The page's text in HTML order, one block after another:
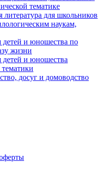
тематике
литература для школьников
наукам,
детей и юношества по
жизни
детей и юношества
досуг и домоводство